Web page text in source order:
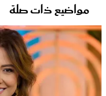
مواضيع ذات صلة